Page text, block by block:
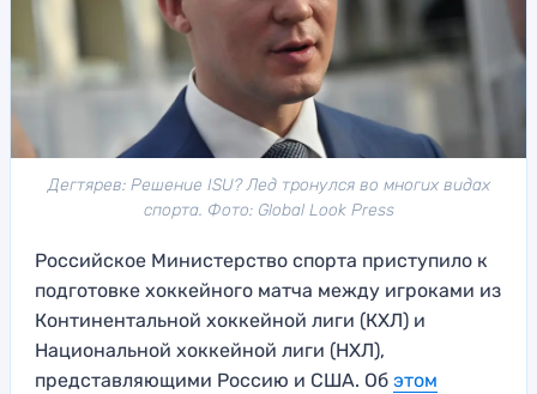
Дегтярев: Решение ISU? Лед тронулся во многих видах
спорта. Фото: Global Look Press
Российское Министерство спорта приступило к
подготовке хоккейного матча между игроками из
Континентальной хоккейной лиги (КХЛ) и
Национальной хоккейной лиги (НХЛ),
представляющими Россию и США. Об этом